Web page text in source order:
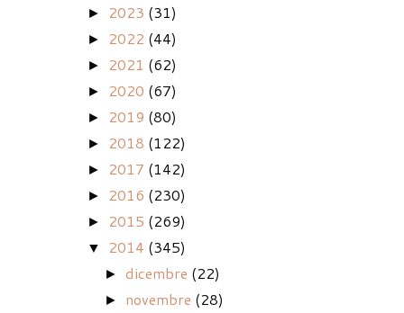
► 2023 (31)
► 2022 (44)
► 2021 (62)
► 2020 (67)
► 2019 (80)
► 2018 (122)
► 2017 (142)
► 2016 (230)
► 2015 (269)
▼ 2014 (345)
►dicembre (22)
► novembre (28)